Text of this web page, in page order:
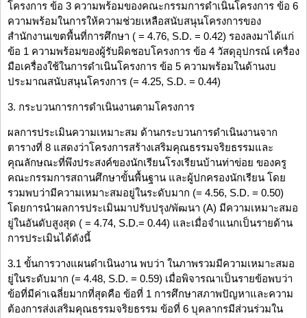
โครงการ ข้อ 3 ความพร้อมของคณะกรรมการดำเนินโครงการ ข้อ 6
ความพร้อมในการให้ความช่วยเหลือสนับสนุนโครงการของ
สำนักงานเขตพื้นที่การศึกษา ( = 4.76, S.D. = 0.42) รองลงมาได้แก่
ข้อ 1 ความพร้อมของผู้รับผิดชอบโครงการ ข้อ 4 วัสดุอุปกรณ์ เครื่อง
มือเครื่องใช้ในการดำเนินโครงการ ข้อ 5 ความพร้อมในด้านงบ
ประมาณสนับสนุนโครงการ (= 4.25, S.D. = 0.44)
3. กระบวนการการดำเนินงานตามโครงการ
ผลการประเมินความเหมาะสม ด้านกระบวนการดำเนินงานจาก
ตารางที่ 8 แสดงว่าโครงการสร้างเสริมคุณธรรมจริยธรรมและ
คุณลักษณะที่พึงประสงค์ของนักเรียนโรงเรียนบ้านท่าข่อย ของครู
คณะกรรมการสถานศึกษาขั้นพื้นฐาน และผู้ปกครองนักเรียน โดย
รวมพบว่ามีความเหมาะสมอยู่ในระดับมาก (= 4.56, S.D. = 0.50)
โดยการนำผลการประเมินมาปรับปรุง/พัฒนา (A) มีความเหมาะสมอ
ยู่ในอันดับสูงสุด ( = 4.74, S.D.= 0.44) และเมื่อจำแนกเป็นรายด้าน
การประเมินได้ดังนี้
3.1 ขั้นการวางแผนดำเนินงาน พบว่า ในภาพรวมมีความเหมาะสมอ
ยู่ในระดับมาก (= 4.48, S.D. = 0.59) เมื่อพิจารณาเป็นรายข้อพบว่า
ข้อที่มีค่าเฉลี่ยมากที่สุดคือ ข้อที่ 1 การศึกษาสภาพปัญหาและความ
ต้องการส่งเสริมคุณธรรมจริยธรรม ข้อที่ 6 บุคลากรมีส่วนร่วมใน